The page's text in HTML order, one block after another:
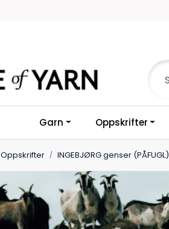
Garn Oppskrifter
Oppskrifter INGEBJØRG genser (PÅFUGL)